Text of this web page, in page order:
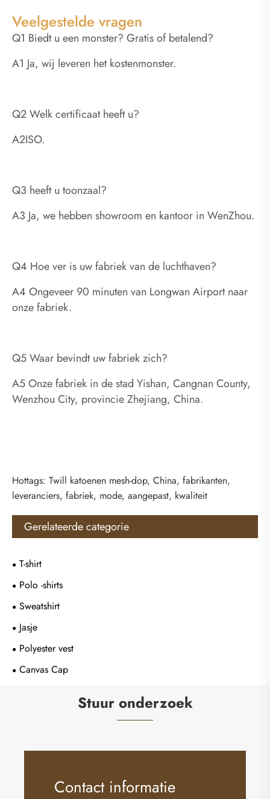
Veelgestelde vragen
Q1 Biedt u een monster? Gratis of betalend?
A1 Ja, wij leveren het kostenmonster.
Q2 Welk certificaat heeft u?
A2ISO.
Q3 heeft u toonzaal?
A3 Ja, we hebben showroom en kantoor in WenZhou.
Q4 Hoe ver is uw fabriek van de luchthaven?
A4 Ongeveer 90 minuten van Longwan Airport naar
onze fabriek.
Q5 Waar bevindt uw fabriek zich?
A5 Onze fabriek in de stad Yishan, Cangnan County,
Wenzhou City, provincie Zhejiang, China.
Hottags: Twill katoenen mesh-dop, China, fabrikanten,
leveranciers, fabriek, mode, aangepast, kwaliteit
Gerelateerde categorie
T-shirt
Polo -shirts
Sweatshirt
Jasje
Polyester vest
Canvas Cap
Stuur onderzoek
Contact informatie